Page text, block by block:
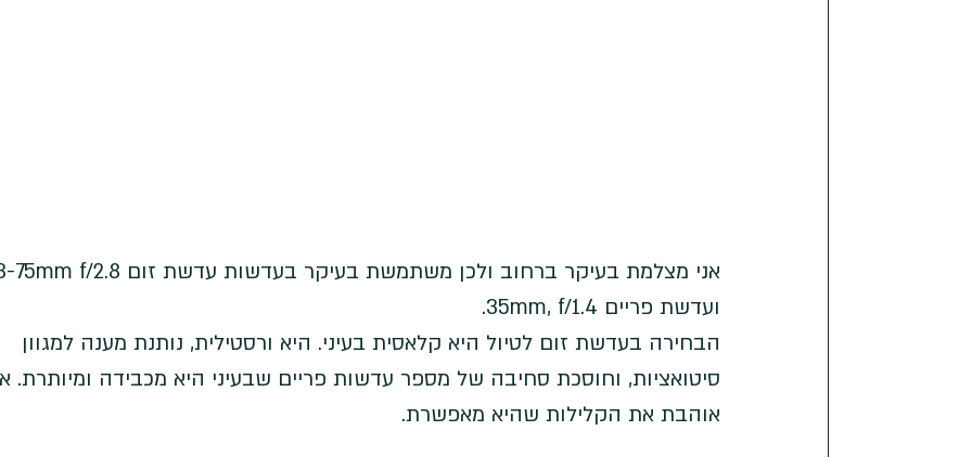
ועדשת פריים 35mm, f/1.4.
הבחירה בעדשת זום לטיול היא קלאסית בעיני. היא ורסטילית, נותנת מענה למגוון
סיטואציות, וחוסכת סחיבה של מספר עדשות פריים שבעיני היא מכבידה ומיותרת.
אוהבת את הקלילות שהיא מאפשרת.